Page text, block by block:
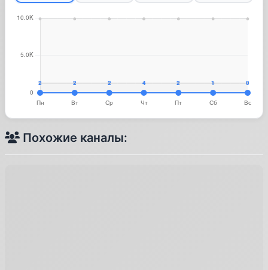
Похожие каналы: